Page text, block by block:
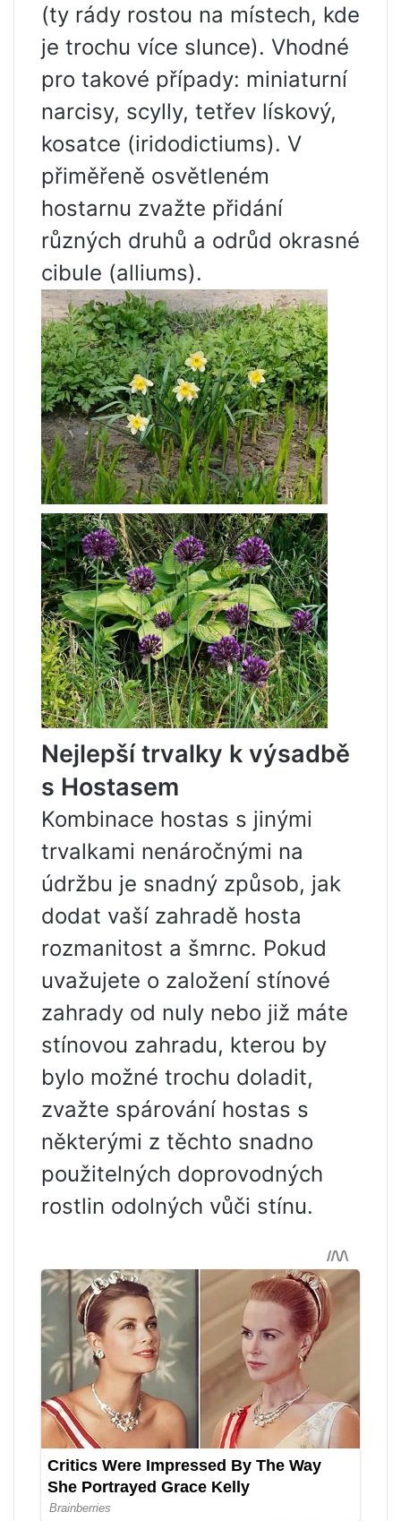
(ty rády rostou na místech, kde
je trochu více slunce). Vhodné
pro takové případy: miniaturní
narcisy, scylly, tetřev lískový,
kosatce (iridodictiums). V
přiměřeně osvětleném
hostarnu zvažte přidání
různých druhů a odrůd okrasné
cibule (alliums).
Nejlepší trvalky k výsadbě
s Hostasem
Kombinace hostas s jinými
trvalkami nenáročnými na
údržbu je snadný způsob, jak
dodat vaší zahradě hosta
rozmanitost a šmrnc. Pokud
uvažujete o založení stínové
zahrady od nuly nebo již máte
stínovou zahradu, kterou by
bylo možné trochu doladit,
zvažte spárování hostas s
některými z těchto snadno
použitelných doprovodných
rostlin odolných vůči stínu.